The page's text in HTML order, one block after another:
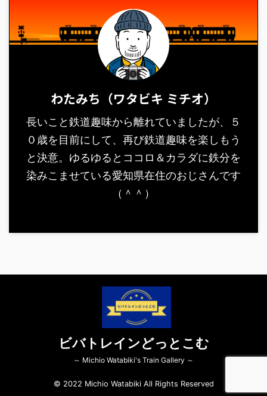
わたみち（ワタビキ ミチオ）
長いこと鉄道趣味から離れていましたが、５
０歳を目前にして、再び鉄道趣味を楽しもう
と決意。ゆるゆるとココロ＆カラダに鉄分を
染みこませている愛知県在住のおじさんです
（＾＾）
ビバトレインどっとこむ
～ Michio Watabiki's Train Gallery ～
© 2022 Michio Watabiki All Rights Reserved